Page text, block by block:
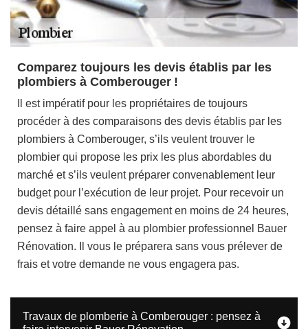
Comparez toujours les devis établis par les
plombiers à Comberouger !
Il est impératif pour les propriétaires de toujours
procéder à des comparaisons des devis établis par les
plombiers à Comberouger, s’ils veulent trouver le
plombier qui propose les prix les plus abordables du
marché et s’ils veulent préparer convenablement leur
budget pour l’exécution de leur projet. Pour recevoir un
devis détaillé sans engagement en moins de 24 heures,
pensez à faire appel à au plombier professionnel Bauer
Rénovation. Il vous le préparera sans vous prélever de
frais et votre demande ne vous engagera pas.
Travaux de plomberie à Comberouger : pensez à